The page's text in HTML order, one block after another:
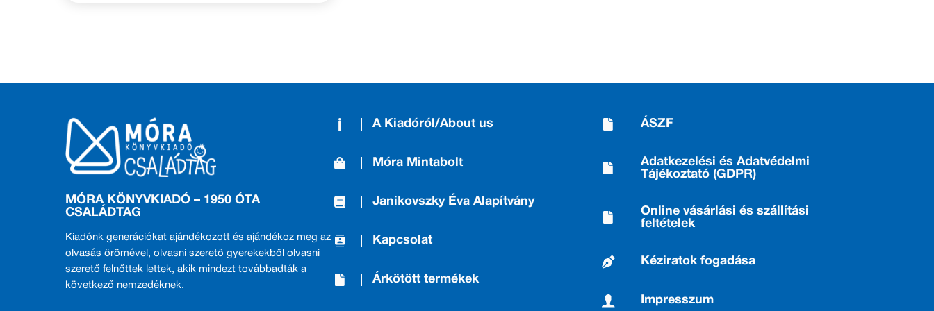
MÓRA KÖNYVKIADÓ – 1950 ÓTA
CSALÁDTAG
Kiadónk generációkat ajándékozott és ajándékoz meg az
olvasás örömével, olvasni szerető gyerekekből olvasni
szerető felnőttek lettek, akik mindezt továbbadták a
következő nemzedéknek.
A Kiadóról/About us
Móra Mintabolt
Janikovszky Éva Alapítvány
Kapcsolat
Árkötött termékek
ÁSZF
Adatkezelési és Adatvédelmi
Tájékoztató (GDPR)
Online vásárlási és szállítási
feltételek
Kéziratok fogadása
Impresszum